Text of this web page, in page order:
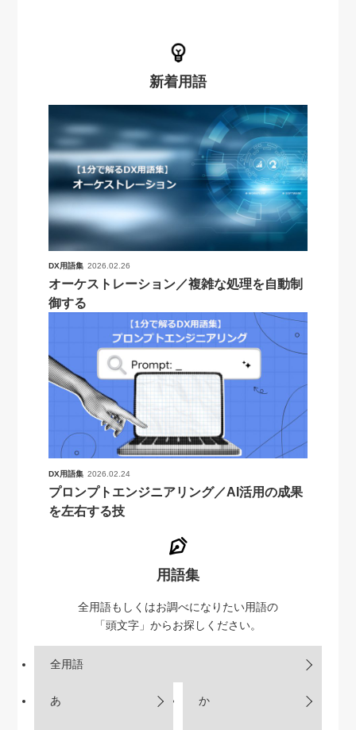
新着用語
DX用語集 2026.02.26
オーケストレーション／複雑な処理を自動制
御する
DX用語集 2026.02.24
プロンプトエンジニアリング／AI活用の成果
を左右する技
用語集
全用語もしくはお調べになりたい用語の
「頭文字」からお探しください。
全用語
あ か